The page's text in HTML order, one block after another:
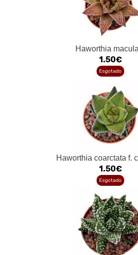
Haworthia
1.50€
Esgotado
Haworthia coarctata f.
1.50€
Esgotado